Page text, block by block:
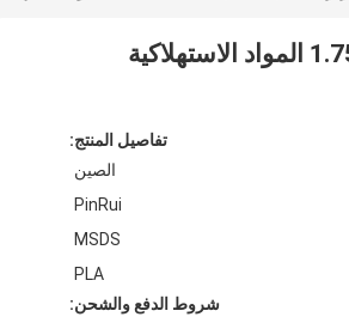
طابعة 3d خيوط مرنة جيش التحرير الشعبى الصينى 1.75mm 3mm المواد الاستهلاكية
تفاصيل المنتج:
الصين
PinRui
MSDS
PLA
شروط الدفع والشحن: